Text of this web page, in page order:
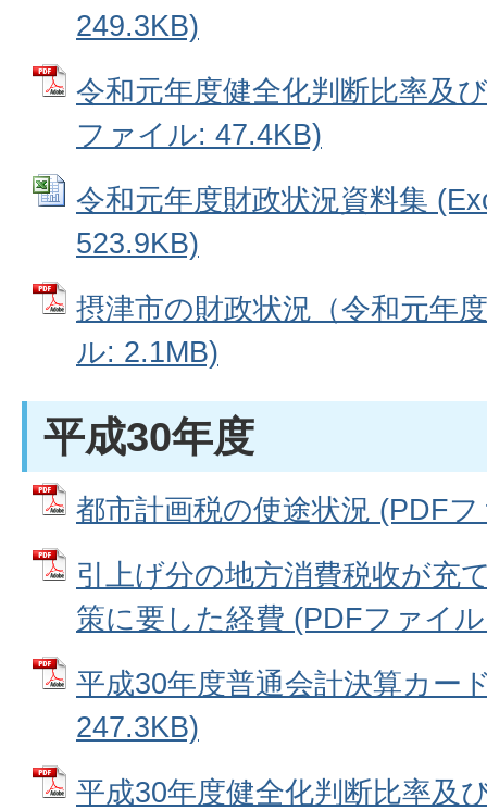
249.3KB)
令和元年度健全化判断比率及
ファイル: 47.4KB)
令和元年度財政状況資料集
523.9KB)
摂津市の財政状況（令和元年
ル: 2.1MB)
平成30年度
都市計画税の使途状況 (PDF
引上げ分の地方消費税收が充
策に要した経費 (PDFファイ
平成30年度普通会計決算カー
247.3KB)
平成30年度健全化判断比率及